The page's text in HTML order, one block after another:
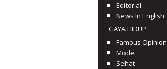
Editorial
News In English
GAYA HIDUP
Famous Opinion
Mode
Sehat